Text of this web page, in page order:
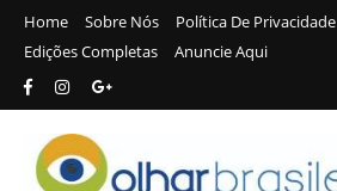
Home Sobre Nós Política De Privacidade
Edições Completas
Anuncie Aqui